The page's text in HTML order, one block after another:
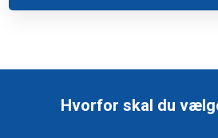
Hvorfor skal du